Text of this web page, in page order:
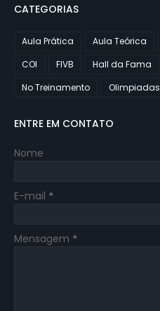
CATEGORIAS
Aula Prática Aula Teórica
COI
FIVB Hall da Fama
No Treinamento
Olimpiadas
ENTRE EM CONTATO
Nome
E-mail *
Mensagem *